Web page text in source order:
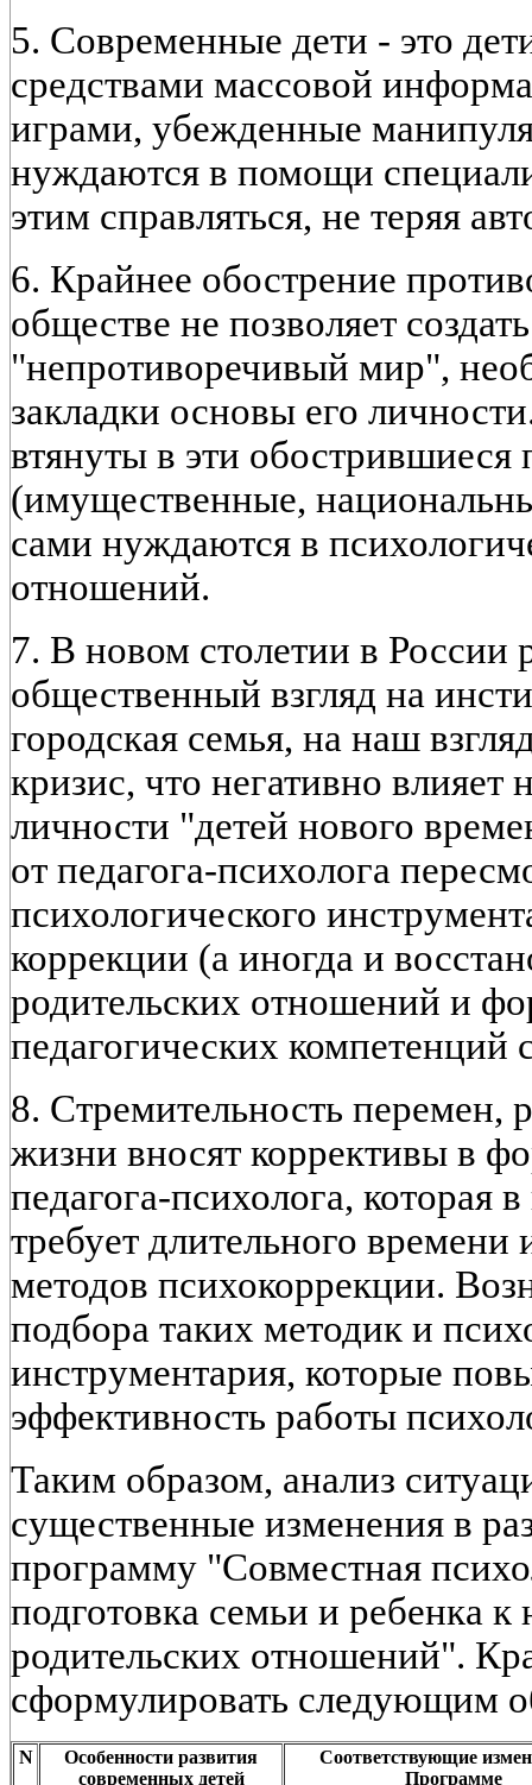
5. Современные дети - это
средствами массовой
играми, убежденные
нуждаются в помощи
этим справляться, не теряя
6. Крайнее обострение
обществе не позволяет
"непротиворечивый мир",
закладки основы его
втянуты в эти обострившиеся
(имущественные,
сами нуждаются в
отношений.
7. В новом столетии в России
общественный взгляд на
городская семья, на наш
кризис, что негативно
личности "детей нового
от педагога-психолога
психологического
коррекции (а иногда и
родительских отношений и
педагогических компетенций
8. Стремительность перемен,
жизни вносят коррективы в
педагога-психолога, которая
требует длительного
методов психокоррекции.
подбора таких методик и
инструментария, которые
эффективность работы
Таким образом, анализ
существенные изменения в
программу "Совместная
подготовка семьи и ребенка
родительских отношений".
сформулировать следующим
N
Особенности развития
современных детей
Соответствующие
Программе